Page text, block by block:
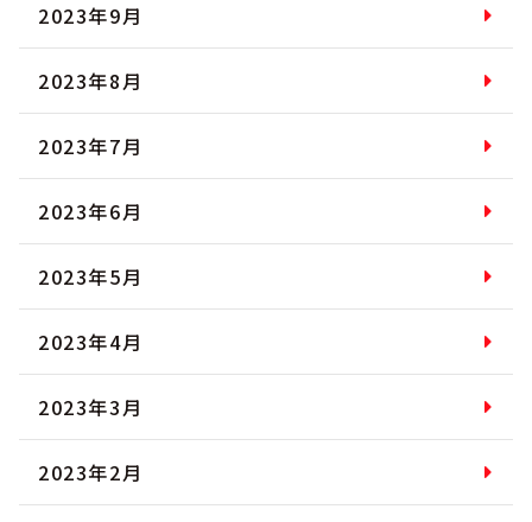
2023年9月
2023年8月
2023年7月
2023年6月
2023年5月
2023年4月
2023年3月
2023年2月